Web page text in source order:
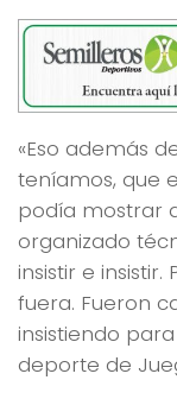
«Eso además
teníamos, que
podía mostrar
organizado
insistir e
fuera. Fueron
insistiendo
deporte de